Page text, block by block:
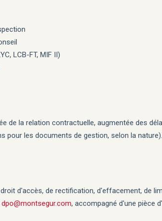
LCB-FT, MIF II)
de la relation contractuelle, augmentée des
pour les documents de gestion, selon la nature).
d'accès, de rectification, d'effacement, de
dpo@montsegur.com, accompagné d'une pièce